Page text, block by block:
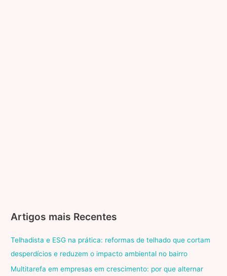
Artigos mais Recentes
Telhadista e ESG na prática: reformas de telhado que cortam
desperdícios e reduzem o impacto ambiental no bairro
Multitarefa em empresas em crescimento: por que alternar